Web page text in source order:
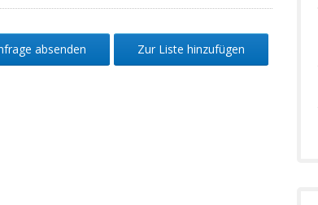
absenden Zur Liste hinzufügen